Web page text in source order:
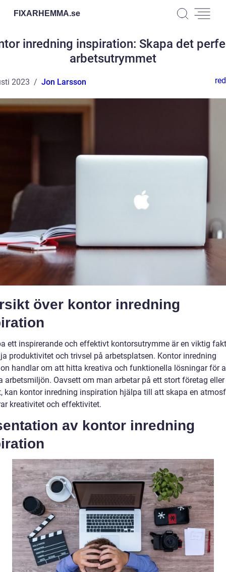
FIXARHEMMA.se
inredning inspiration: Skapa det
arbetsutrymmet
2023 Jon Larsson
över kontor inredning
ett inspirerande och effektivt kontorsutrymme är en viktig
produktivitet och trivsel på arbetsplatsen. Kontor inredning
handlar om att hitta kreativa och funktionella lösningar för
arbetsmiljön. Oavsett om man arbetar på ett stort företag
kan kontor inredning inspiration hjälpa till att skapa en
kreativitet och effektivitet.
av kontor inredning